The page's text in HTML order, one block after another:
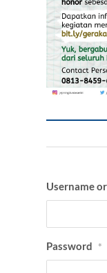
Username
Password *